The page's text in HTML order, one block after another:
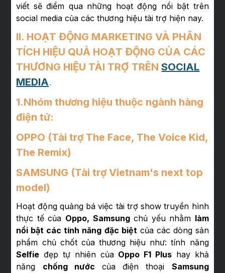
viết sẽ điểm qua những hoạt động nổi bật trên
social media của các thương hiệu tài trợ hiện nay.
II. HOẠT ĐỘNG MARKETING VÀ PHÂN
TÍCH HIỆU QUẢ HOẠT ĐỘNG CỦA CÁC
THƯƠNG HIỆU TÀI TRỢ TRÊNSOCIAL
MEDIA.
1.Nhóm thương hiệu thuộc ngành hàng
điện tử:
OPPO (Tài trợ The Face, The Voice Kid,
The Remix)
SAMSUNG (Tài trợ Vietnam's next top
model)
Hoạt động quảng bá việc tài trợ show truyền hình
thực tế của Oppo, Samsungchủ yếu nhằm làm
nổi bật các tính năng đặc biệtcủa các dòng sản
phẩm chủ chốt của thương hiệu như: tính năng
Selfie đẹp tự nhiên của Oppo F1 Plus hay khả
năng chống nước của điện thoại Samsung